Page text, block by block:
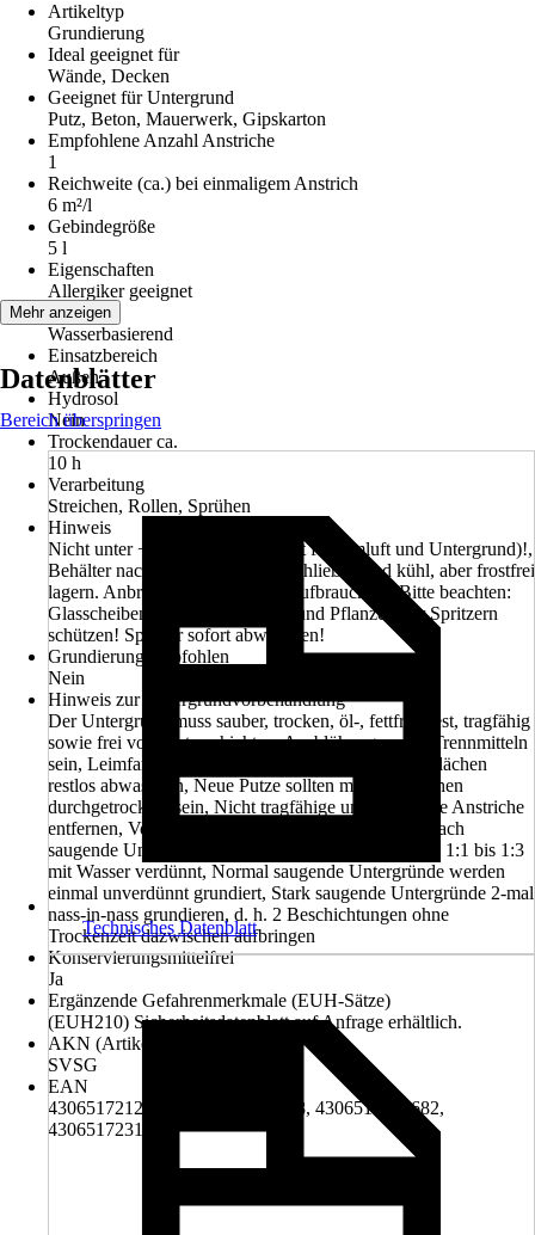
Artikeltyp
Grundierung
Ideal geeignet für
Wände, Decken
Geeignet für Untergrund
Putz, Beton, Mauerwerk, Gipskarton
Empfohlene Anzahl Anstriche
1
Reichweite (ca.) bei einmaligem Anstrich
6 m²/l
Gebindegröße
5 l
Eigenschaften
Allergiker geeignet
Basis
Wasserbasierend
Einsatzbereich
Außen
Hydrosol
Nein
Trockendauer ca.
10 h
Verarbeitung
Streichen, Rollen, Sprühen
Hinweis
Nicht unter +5 °C verarbeiten (gilt für Umluft und Untergrund)!,
Behälter nach Gebrauch gut verschließen und kühl, aber frostfrei
lagern. Anbruchgebinde alsbald aufbrauchen., Bitte beachten:
Glasscheiben, Kacheln, Marmor und Pflanzen vor Spritzern
schützen! Spritzer sofort abwaschen!
Grundierung empfohlen
Nein
Hinweis zur Untergrundvorbehandlung
Der Untergrund muss sauber, trocken, öl-, fettfrei, fest, tragfähig
sowie frei von Sinterschichten, Ausblühungen und Trennmitteln
sein, Leimfarben, Kleisterreste und kreidende Oberflächen
restlos abwaschen, Neue Putze sollten mind. 4 Wochen
durchgetrocknet sein, Nicht tragfähige und blätternde Anstriche
entfernen, Vor Gebrauch gut aufschütteln, Für schwach
saugende Untergründe wird die Silikat-Grundierung 1:1 bis 1:3
mit Wasser verdünnt, Normal saugende Untergründe werden
einmal unverdünnt grundiert, Stark saugende Untergründe 2-mal
nass-in-nass grundieren, d. h. 2 Beschichtungen ohne
Trockenzeit dazwischen aufbringen
Konservierungsmittelfrei
Ja
Ergänzende Gefahrenmerkmale (EUH-Sätze)
(EUH210) Sicherheitsdatenblatt auf Anfrage erhältlich.
AKN (Artikelkurznummer)
SVSG
EAN
4306517212124, 4306517231668, 4306517231682,
4306517231705
Mehr anzeigen
Datenblätter
Bereich überspringen
Technisches Datenblatt